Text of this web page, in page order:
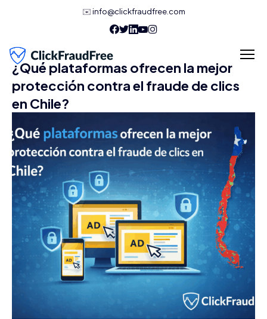
✉️info@clickfraudfree.com
¿Qué plataformas ofrecen la mejor
protección contra el fraude de clics
en Chile?